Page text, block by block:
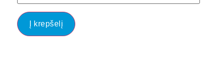
Į krepšelį